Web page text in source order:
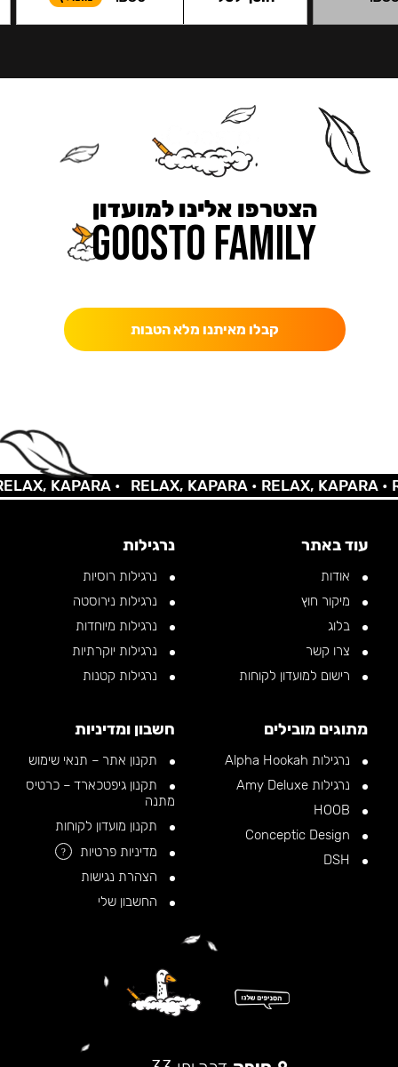
הצטרפו אלינו למועדון
קבלו מאיתנו מלא הטבות
KAPARA • RELAX, KAPARA •RELAX, KAPARA •
עוד באתר
אודות
מיקור חוץ
בלוג
צרו קשר
רישום למועדון לקוחות
נרגילות
נרגילות רוסיות
נרגילות נירוסטה
נרגילות מיוחדות
נרגילות יוקרתיות
נרגילות קטנות
מתוגים מובילים
נרגילות Alpha Hookah
נרגילות Amy Deluxe
חשבון ומדיניות
תקנון אתר – תנאי שימוש
תקנון גיפטכארד – כרטיס
מתנה
תקנון מועדון לקוחות
מדיניות פרטיות
?
הצהרת נגישות
החשבון שלי